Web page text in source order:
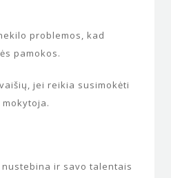
problemos, kad
pamokos.
jei reikia susimokėti
ir savo talentais
(NMA) – unikali papildomo
gabiems vaikams. Nuo 2004 m.
NMA...